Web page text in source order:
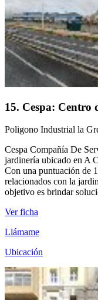
15. Cespa: Centro
Poligono Industrial la
Cespa Compañía De
jardinería ubicado en A
Con una puntuación de
relacionados con la
objetivo es brindar
Ver ficha
Llámame
Ubicación